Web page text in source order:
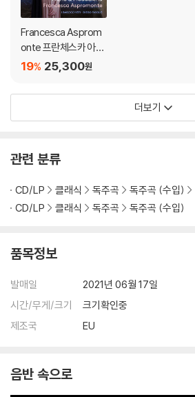
Francesca Asprom
onte 프란체스카 아스
프로몬테가 노래하는
토리오 아리아집 (Mari
25,300원
19%
더보기
관련 분류
CD/LP 클래식 독주곡 독주곡 (수입)
CD/LP
클래식 독주곡 독주곡 (수입)
품목정보
발매일
2021년 06월 17일
시간/무게/크기
크기확인중
제조국
EU
음반 속으로